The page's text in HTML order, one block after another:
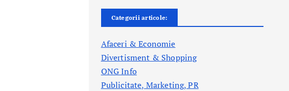
Categorii articole:
Afaceri & Economie
Divertisment & Shopping
ONG Info
Publicitate, Marketing, PR